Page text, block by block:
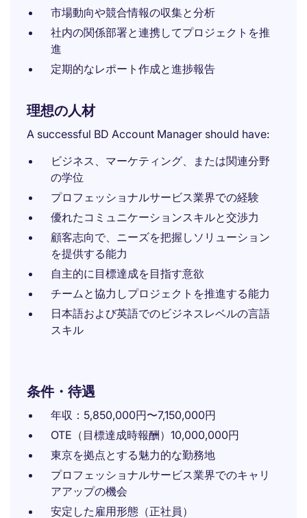
市場動向や競合情報の収集と分析
社内の関係部署と連携してプロジェクトを推
進
定期的なレポート作成と進捗報告
理想の人材
A successful BD Account Manager should have:
ビジネス、マーケティング、または関連分野
の学位
プロフェッショナルサービス業界での経験
優れたコミュニケーションスキルと交渉力
顧客志向で、ニーズを把握しソリューション
を提供する能力
自主的に目標達成を目指す意欲
チームと協力しプロジェクトを推進する能力
日本語および英語でのビジネスレベルの言語
スキル
条件・待遇
年収：5,850,000円〜7,150,000円
OTE（目標達成時報酬）10,000,000円
東京を拠点とする魅力的な勤務地
プロフェッショナルサービス業界でのキャリ
アアップの機会
安定した雇用形態（正社員）